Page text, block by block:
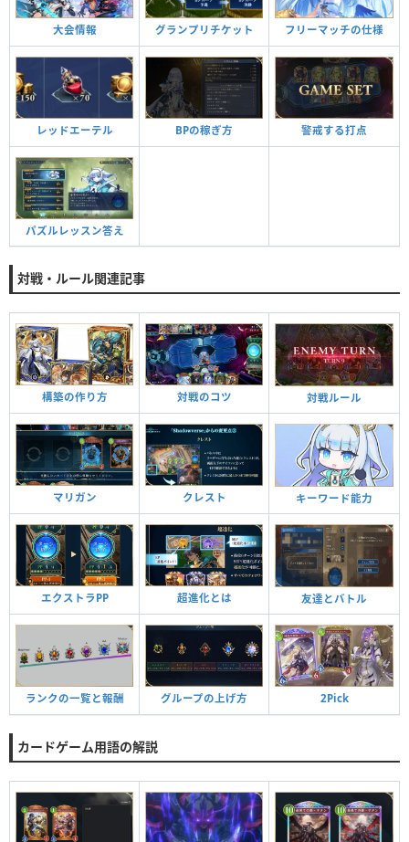
大会情報 グランプリチケット フリーマッチの仕様
レッドエーテル BPの稼ぎ方 警戒する打点
パズルレッスン答え
対戦・ルール関連記事
構築の作り方 対戦のコツ 対戦ルール
マリガン クレスト キーワード能力
エクストラPP 超進化とは 友達とバトル
ランクの一覧と報酬 グループの上げ方 2Pick
カードゲーム用語の解説